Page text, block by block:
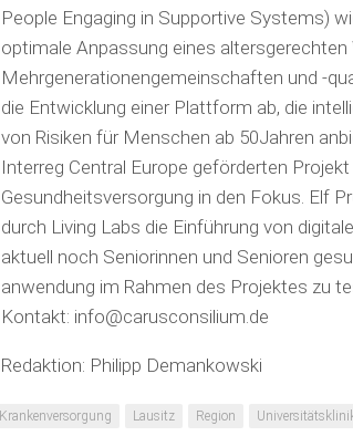
People Engaging in Supportive Systems)
optimale An­passung eines
Mehrgenerationengemeinschaften und -
die Entwicklung einer Plattform ab, die
von Risiken für Menschen ab 50Jahren
Interreg Central Europe geförderten
Gesundheits­ver­sorgung in den Fokus. Elf
durch Living Labs die Ein­füh­rung von
aktuell noch Seniorinnen und Senioren
anwendung im Rahmen des Projektes zu
Kontakt: info@carusconsilium.de
Redaktion: Philipp Demankowski
Krankenversorgung Lausitz Region